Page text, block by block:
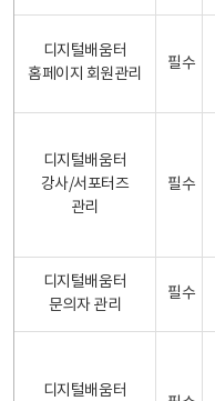
디지털배움터
홈페이지 회원관리
필수
디지털배움터
강사/서포터즈
관리
필수
디지털배움터
문의자 관리
필수
디지털배움터